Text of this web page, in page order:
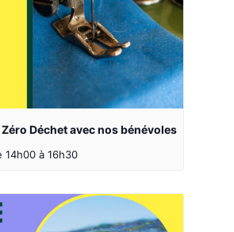
Déchet avec nos bénévoles
14h00 à 16h30